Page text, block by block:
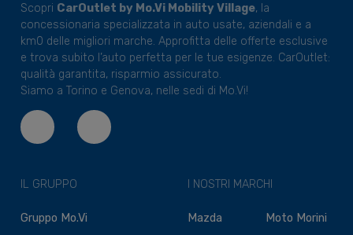
Scopri CarOutlet by Mo.Vi Mobility Village, la
concessionaria specializzata in auto usate, aziendali e a
km0 delle migliori marche. Approfitta delle offerte esclusive
e trova subito l’auto perfetta per le tue esigenze. CarOutlet:
qualità garantita, risparmio assicurato.
Siamo a Torino e Genova, nelle sedi di Mo.Vi!
IL GRUPPO
Gruppo Mo.Vi
I NOSTRI MARCHI
Mazda Moto Morini